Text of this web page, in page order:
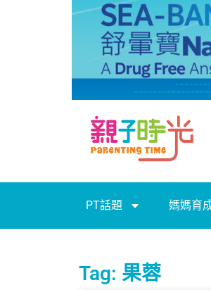
PT話題 媽媽育
Tag: 果蓉